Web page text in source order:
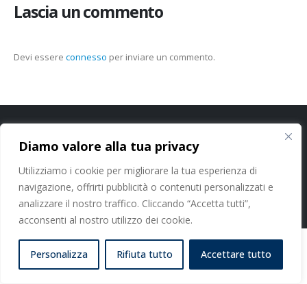
Diamo valore alla tua privacy
Utilizziamo i cookie per migliorare la tua esperienza di
navigazione, offrirti pubblicità o contenuti personalizzati e
analizzare il nostro traffico. Cliccando “Accetta tutti”,
acconsenti al nostro utilizzo dei cookie.
Personalizza Rifiuta tutto Accettare tutto
Lascia un commento
Devi essere connesso per inviare un commento.
Studi Dentistici Dott. Nicola Paoleschi Srl - P. IVA 11413100964 - C.F.
06374460480